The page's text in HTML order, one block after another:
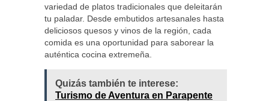
variedad de platos tradicionales que deleitarán
tu paladar. Desde embutidos artesanales hasta
deliciosos quesos y vinos de la región, cada
comida es una oportunidad para saborear la
auténtica cocina extremeña.
Quizás también te interese:
Turismo de Aventura en Parapente